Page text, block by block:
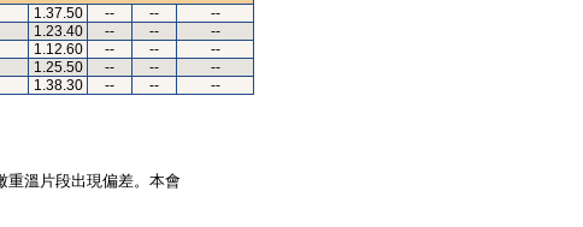
1.37.50 -- --
--
1.23.40 -- --
--
1.12.60 -- --
--
1.25.50 -- --
--
1.38.30 -- -- --
重溫片段出現偏差。本會